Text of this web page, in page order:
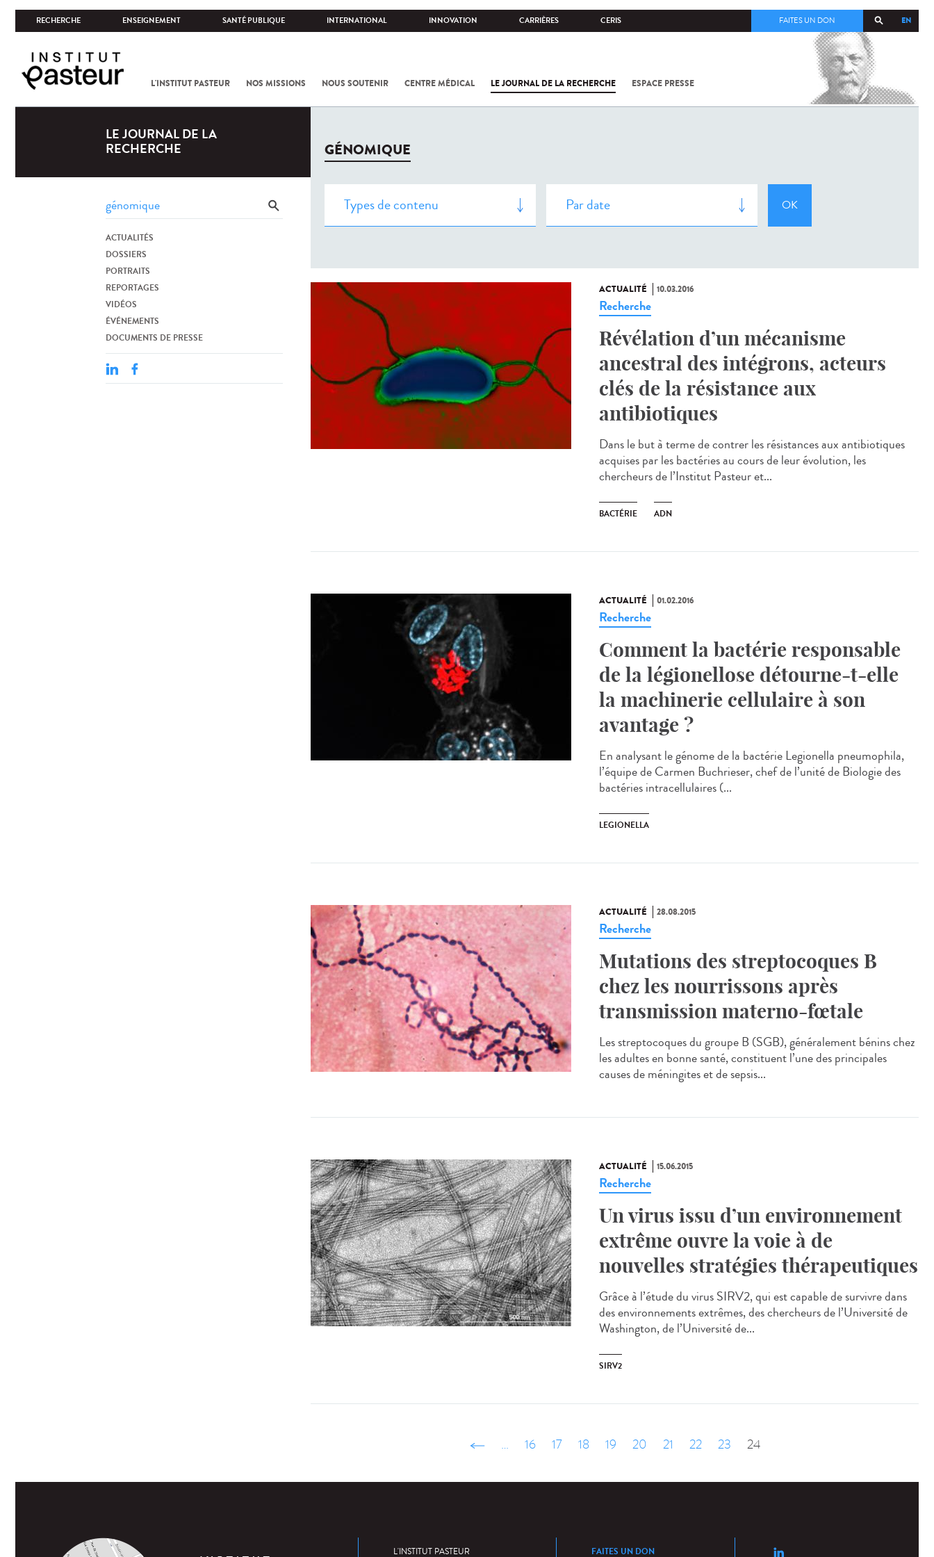
RECHERCHE ENSEIGNEMENT SANTÉ PUBLIQUE INTERNATIONAL INNOVATION CARRIÈRES CERIS EN
FAITES UN DON
L'INSTITUT PASTEUR NOS MISSIONS NOUS SOUTENIR CENTRE MÉDICAL LE JOURNAL DE LA RECHERCHE ESPACE PRESSE
COV-2 /
LE JOURNAL DE LA
RECHERCHE
ACTUALITÉS
DOSSIERS
PORTRAITS
REPORTAGES
VIDÉOS
ÉVÉNEMENTS
DOCUMENTS DE PRESSE
GÉNOMIQUE
ACTUALITÉ 10.03.2016
Recherche
Révélation d’un mécanisme
ancestral des intégrons, acteurs
clés de la résistance aux
antibiotiques
Dans le but à terme de contrer les résistances aux antibiotiques
acquises par les bactéries au cours de leur évolution, les
chercheurs de l’Institut Pasteur et...
BACTÉRIE ADN
ACTUALITÉ 01.02.2016
Recherche
Comment la bactérie responsable
de la légionellose détourne-t-elle
la machinerie cellulaire à son
avantage ?
En analysant le génome de la bactérie Legionella pneumophila,
l’équipe de Carmen Buchrieser, chef de l’unité de Biologie des
bactéries intracellulaires (...
LEGIONELLA
ACTUALITÉ 28.08.2015
Recherche
Mutations des streptocoques B
chez les nourrissons après
transmission materno-fœtale
Les streptocoques du groupe B (SGB), généralement bénins chez
les adultes en bonne santé, constituent l’une des principales
causes de méningites et de sepsis...
ACTUALITÉ 15.06.2015
Recherche
Un virus issu d’un environnement
extrême ouvre la voie à de
nouvelles stratégies thérapeutiques
Grâce à l’étude du virus SIRV2, qui est capable de survivre dans
des environnements extrêmes, des chercheurs de l’Université de
Washington, de l’Université de...
SIRV2
‹ précédent
… 16 17 18 19 20 21 22 23 24
L'INSTITUT PASTEUR FAITES UN DON